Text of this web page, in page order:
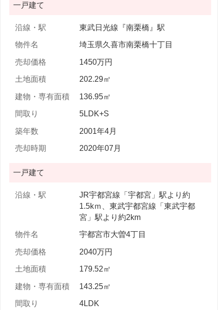
一戸建て
東武日光線『南栗橋』駅
埼玉県久喜市南栗橋十丁目
1450万円
202.29㎡
136.95㎡
5LDK+S
2001年4月
2020年07月
一戸建て
JR宇都宮線「宇都宮」駅より約
1.5kｍ、東武宇都宮線「東武宇都
宮」駅より約2km
宇都宮市大曽4丁目
2040万円
179.52㎡
143.25㎡
4LDK